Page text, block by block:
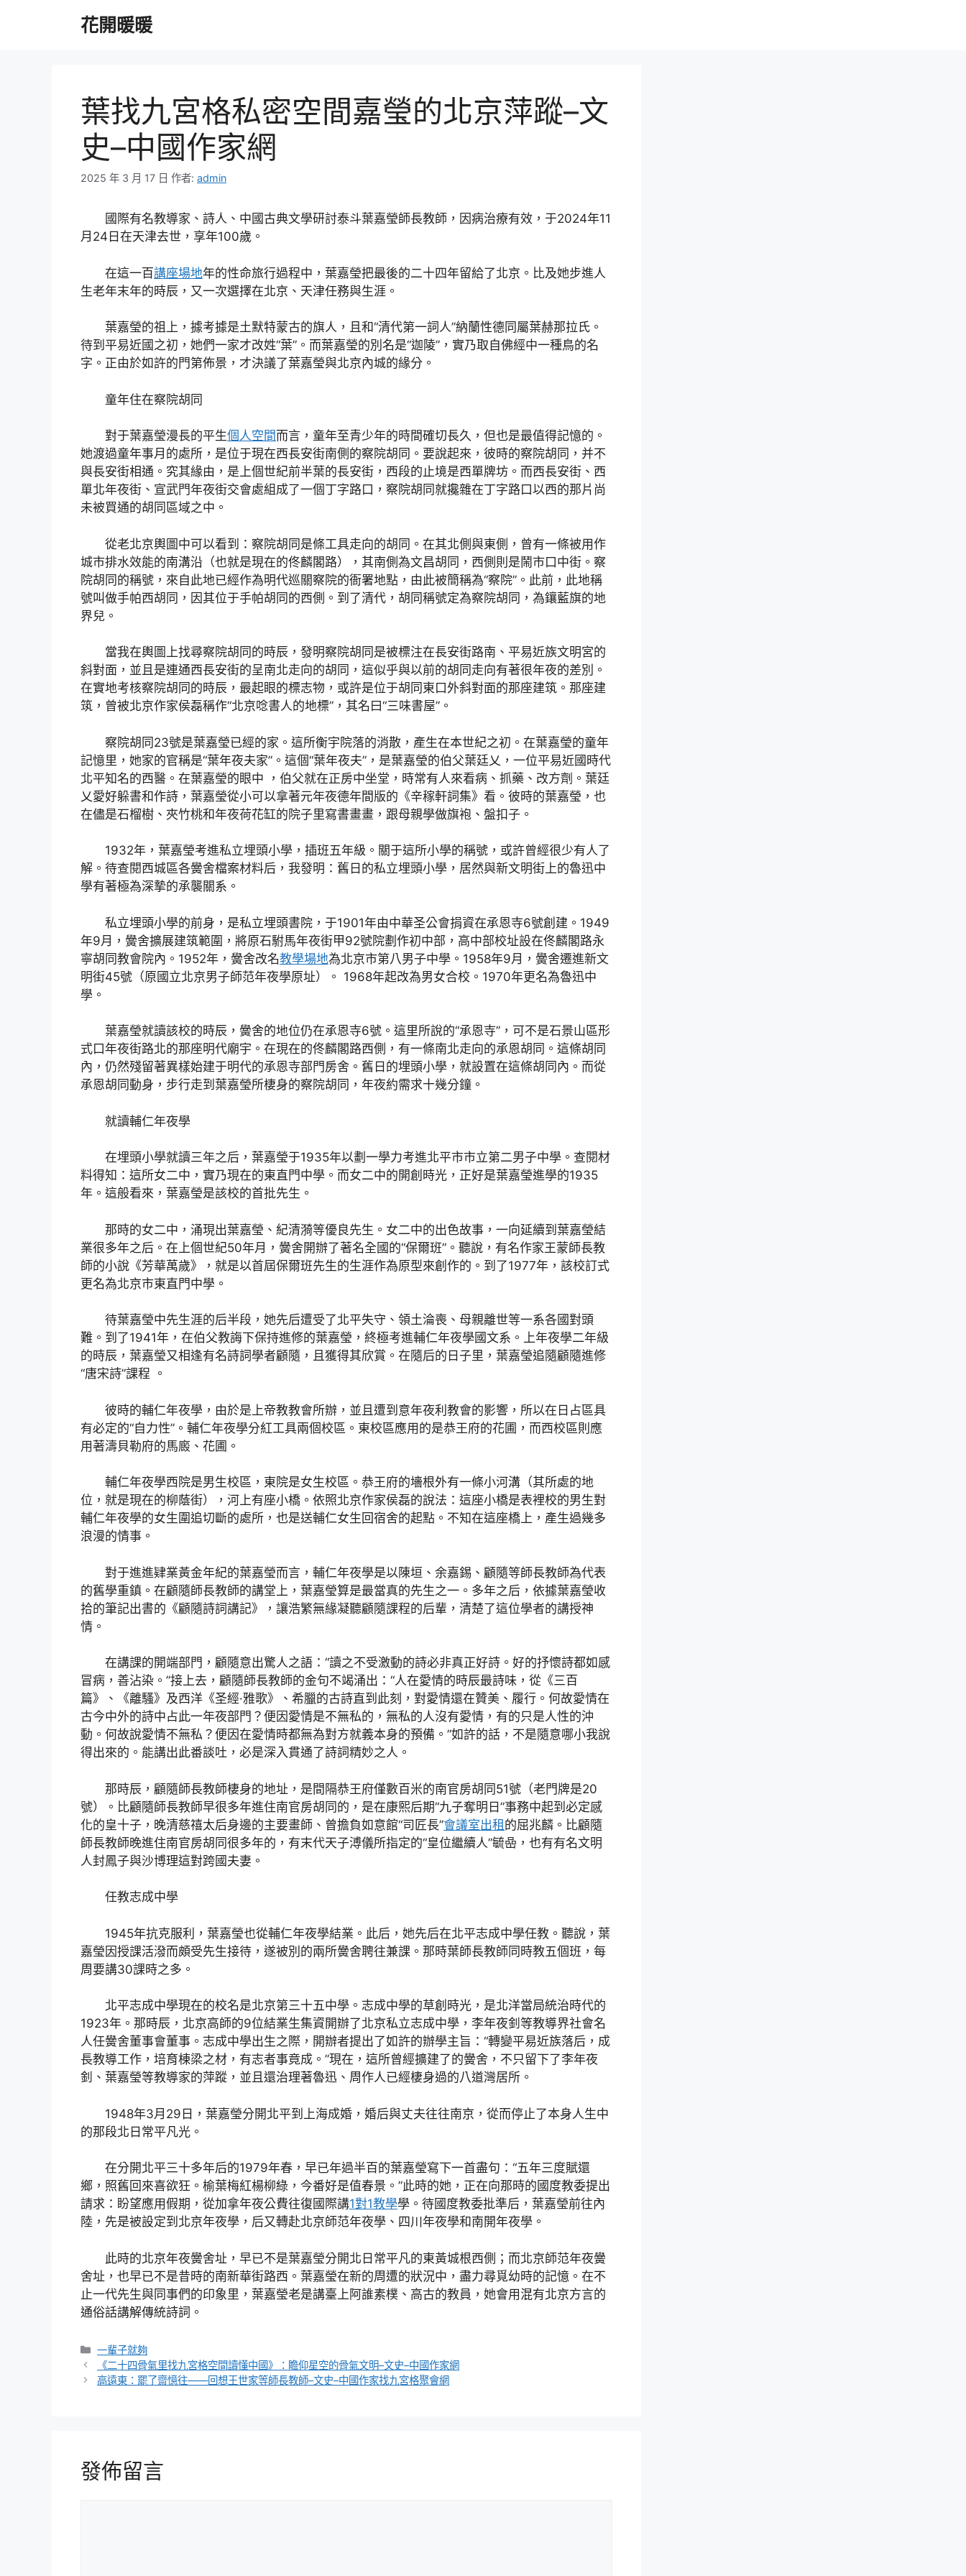
花開暖暖
葉找九宮格私密空間嘉瑩的北京萍蹤–文
史–中國作家網
2025 年 3 月 17 日 作者: admin
國際有名教導家、詩人、中國古典文學研討泰斗葉嘉瑩師長教師，因病治療有效，于2024年11
月24日在天津去世，享年100歲。
在這一百講座場地年的性命旅行過程中，葉嘉瑩把最後的二十四年留給了北京。比及她步進人
生老年末年的時辰，又一次選擇在北京、天津任務與生涯。
葉嘉瑩的祖上，據考據是土默特蒙古的旗人，且和“清代第一詞人”納蘭性德同屬葉赫那拉氏。
待到平易近國之初，她們一家才改姓“葉”。而葉嘉瑩的別名是“迦陵”，實乃取自佛經中一種鳥的名
字。正由於如許的門第佈景，才決議了葉嘉瑩與北京內城的緣分。
童年住在察院胡同
對于葉嘉瑩漫長的平生個人空間而言，童年至青少年的時間確切長久，但也是最值得記憶的。
她渡過童年事月的處所，是位于現在西長安街南側的察院胡同。要說起來，彼時的察院胡同，并不
與長安街相通。究其緣由，是上個世紀前半葉的長安街，西段的止境是西單牌坊。而西長安街、西
單北年夜街、宣武門年夜街交會處組成了一個丁字路口，察院胡同就攙雜在丁字路口以西的那片尚
未被買通的胡同區域之中。
從老北京輿圖中可以看到：察院胡同是條工具走向的胡同。在其北側與東側，曾有一條被用作
城市排水效能的南溝沿（也就是現在的佟麟閣路），其南側為文昌胡同，西側則是鬧市口中街。察
院胡同的稱號，來自此地已經作為明代巡關察院的衙署地點，由此被簡稱為“察院”。此前，此地稱
號叫做手帕西胡同，因其位于手帕胡同的西側。到了清代，胡同稱號定為察院胡同，為鑲藍旗的地
界兒。
當我在輿圖上找尋察院胡同的時辰，發明察院胡同是被標注在長安街路南、平易近族文明宮的
斜對面，並且是連通西長安街的呈南北走向的胡同，這似乎與以前的胡同走向有著很年夜的差別。
在實地考核察院胡同的時辰，最起眼的標志物，或許是位于胡同東口外斜對面的那座建筑。那座建
筑，曾被北京作家侯磊稱作“北京唸書人的地標”，其名曰“三味書屋”。
察院胡同23號是葉嘉瑩已經的家。這所衡宇院落的消散，產生在本世紀之初。在葉嘉瑩的童年
記憶里，她家的官稱是“葉年夜夫家”。這個“葉年夜夫”，是葉嘉瑩的伯父葉廷乂，一位平易近國時代
北平知名的西醫。在葉嘉瑩的眼中 ，伯父就在正房中坐堂，時常有人來看病、抓藥、改方劑。葉廷
乂愛好躲書和作詩，葉嘉瑩從小可以拿著元年夜德年間版的《辛稼軒詞集》看。彼時的葉嘉瑩，也
在儘是石榴樹、夾竹桃和年夜荷花缸的院子里寫書畫畫，跟母親學做旗袍、盤扣子。
1932年，葉嘉瑩考進私立埋頭小學，插班五年級。關于這所小學的稱號，或許曾經很少有人了
解。待查閱西城區各黌舍檔案材料后，我發明：舊日的私立埋頭小學，居然與新文明街上的魯迅中
學有著極為深摯的承襲關系。
私立埋頭小學的前身，是私立埋頭書院，于1901年由中華圣公會捐資在承恩寺6號創建。1949
年9月，黌舍擴展建筑範圍，將原石駙馬年夜街甲92號院劃作初中部，高中部校址設在佟麟閣路永
寧胡同教會院內。1952年，黌舍改名教學場地為北京市第八男子中學。1958年9月，黌舍遷進新文
明街45號（原國立北京男子師范年夜學原址）。 1968年起改為男女合校。1970年更名為魯迅中
學。
葉嘉瑩就讀該校的時辰，黌舍的地位仍在承恩寺6號。這里所說的“承恩寺”，可不是石景山區形
式口年夜街路北的那座明代廟宇。在現在的佟麟閣路西側，有一條南北走向的承恩胡同。這條胡同
內，仍然殘留著異樣始建于明代的承恩寺部門房舍。舊日的埋頭小學，就設置在這條胡同內。而從
承恩胡同動身，步行走到葉嘉瑩所棲身的察院胡同，年夜約需求十幾分鐘。
就讀輔仁年夜學
在埋頭小學就讀三年之后，葉嘉瑩于1935年以劃一學力考進北平市市立第二男子中學。查閱材
料得知：這所女二中，實乃現在的東直門中學。而女二中的開創時光，正好是葉嘉瑩進學的1935
年。這般看來，葉嘉瑩是該校的首批先生。
那時的女二中，涌現出葉嘉瑩、紀清漪等優良先生。女二中的出色故事，一向延續到葉嘉瑩結
業很多年之后。在上個世紀50年月，黌舍開辦了著名全國的“保爾班”。聽說，有名作家王蒙師長教
師的小說《芳華萬歲》，就是以首屆保爾班先生的生涯作為原型來創作的。到了1977年，該校訂式
更名為北京市東直門中學。
待葉嘉瑩中先生涯的后半段，她先后遭受了北平失守、領土淪喪、母親離世等一系各國對頭
難。到了1941年，在伯父教誨下保持進修的葉嘉瑩，終極考進輔仁年夜學國文系。上年夜學二年級
的時辰，葉嘉瑩又相逢有名詩詞學者顧隨，且獲得其欣賞。在隨后的日子里，葉嘉瑩追隨顧隨進修
“唐宋詩”課程 。
彼時的輔仁年夜學，由於是上帝教教會所辦，並且遭到意年夜利教會的影響，所以在日占區具
有必定的“自力性”。輔仁年夜學分紅工具兩個校區。東校區應用的是恭王府的花圃，而西校區則應
用著濤貝勒府的馬廄、花圃。
輔仁年夜學西院是男生校區，東院是女生校區。恭王府的墻根外有一條小河溝（其所處的地
位，就是現在的柳蔭街），河上有座小橋。依照北京作家侯磊的說法：這座小橋是表裡校的男生對
輔仁年夜學的女生圍追切斷的處所，也是送輔仁女生回宿舍的起點。不知在這座橋上，產生過幾多
浪漫的情事。
對于進進肄業黃金年紀的葉嘉瑩而言，輔仁年夜學是以陳垣、余嘉錫、顧隨等師長教師為代表
的舊學重鎮。在顧隨師長教師的講堂上，葉嘉瑩算是最當真的先生之一。多年之后，依據葉嘉瑩收
拾的筆記出書的《顧隨詩詞講記》，讓浩繁無緣凝聽顧隨課程的后輩，清楚了這位學者的講授神
情。
在講課的開端部門，顧隨意出驚人之語：“讀之不受激動的詩必非真正好詩。好的抒懷詩都如感
冒病，善沾染。”接上去，顧隨師長教師的金句不竭涌出：“人在愛情的時辰最詩味，從《三百
篇》、《離騷》及西洋《圣經·雅歌》、希臘的古詩直到此刻，對愛情還在贊美、履行。何故愛情在
古今中外的詩中占此一年夜部門？便因愛情是不無私的，無私的人沒有愛情，有的只是人性的沖
動。何故說愛情不無私？便因在愛情時都無為對方就義本身的預備。”如許的話，不是隨意哪小我說
得出來的。能講出此番談吐，必是深入貫通了詩詞精妙之人。
那時辰，顧隨師長教師棲身的地址，是間隔恭王府僅數百米的南官房胡同51號（老門牌是20
號）。比顧隨師長教師早很多年進住南官房胡同的，是在康熙后期“九子奪明日”事務中起到必定感
化的皇十子，晚清慈禧太后身邊的主要畫師、曾擔負如意館“司匠長”會議室出租 的屈兆麟。比顧隨
師長教師晚進住南官房胡同很多年的，有末代天子溥儀所指定的“皇位繼續人”毓喦，也有有名文明
人封鳳子與沙博理這對跨國夫妻。
任教志成中學
1945年抗克服利，葉嘉瑩也從輔仁年夜學結業。此后，她先后在北平志成中學任教。聽說，葉
嘉瑩因授課活潑而頗受先生接待，遂被別的兩所黌舍聘往兼課。那時葉師長教師同時教五個班，每
周要講30課時之多。
北平志成中學現在的校名是北京第三十五中學。志成中學的草創時光，是北洋當局統治時代的
1923年。那時辰，北京高師的9位結業生集資開辦了北京私立志成中學，李年夜釗等教導界社會名
人任黌舍董事會董事。志成中學出生之際，開辦者提出了如許的辦學主旨：“轉變平易近族落后，成
長教導工作，培育棟梁之材，有志者事竟成。”現在，這所曾經擴建了的黌舍，不只留下了李年夜
釗、葉嘉瑩等教導家的萍蹤，並且還治理著魯迅、周作人已經棲身過的八道灣居所。
1948年3月29日，葉嘉瑩分開北平到上海成婚，婚后與丈夫往往南京，從而停止了本身人生中
的那段北日常平凡光。
在分開北平三十多年后的1979年春，早已年過半百的葉嘉瑩寫下一首盡句：“五年三度賦還
鄉，照舊回來喜欲狂。榆葉梅紅楊柳綠，今番好是值春景。”此時的她，正在向那時的國度教委提出
請求：盼望應用假期，從加拿年夜公費往復國際講1對1教學學。待國度教委批準后，葉嘉瑩前往內
陸，先是被設定到北京年夜學，后又轉赴北京師范年夜學、四川年夜學和南開年夜學。
此時的北京年夜黌舍址，早已不是葉嘉瑩分開北日常平凡的東黃城根西側；而北京師范年夜黌
舍址，也早已不是昔時的南新華街路西。葉嘉瑩在新的周遭的狀況中，盡力尋覓幼時的記憶。在不
止一代先生與同事們的印象里，葉嘉瑩老是講臺上阿誰素樸、高古的教員，她會用混有北京方言的
通俗話講解傳統詩詞。
分
類
一輩子就夠
《二十四骨氣里找九宮格空間讀懂中國》：瞻仰星空的骨氣文明–文史–中國作家網
高遠東：罷了齋憶往——回想王世家等師長教師–文史–中國作家找九宮格聚會網
發佈留言